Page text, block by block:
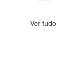
Ver tudo